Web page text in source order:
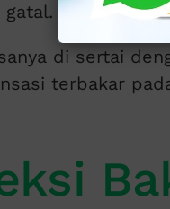
gatal.
di sertai
terbakar